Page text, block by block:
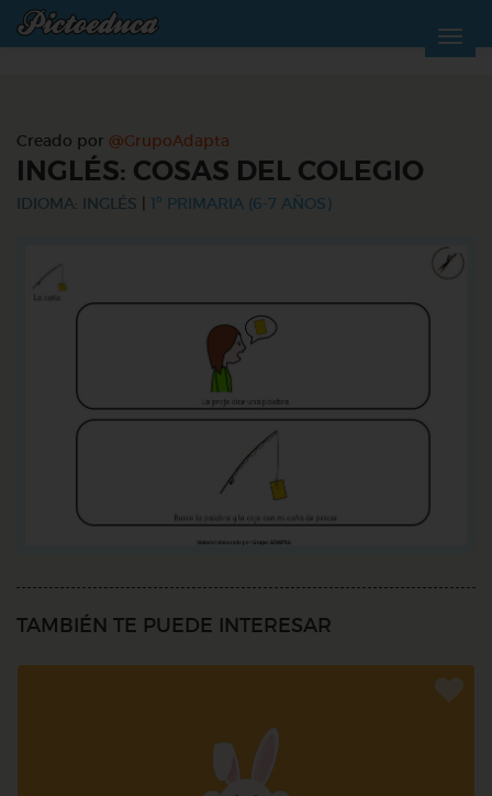
Creado por @GrupoAdapta
INGLÉS: COSAS DEL COLEGIO
IDIOMA: INGLÉS 1º PRIMARIA (6-7 AÑOS)
TAMBIÉN TE PUEDE INTERESAR